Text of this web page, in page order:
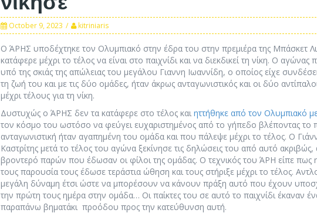
October 9, 2023 kitriniaris
Ο ΆΡΗΣ υποδέχτηκε τον Ολυμπιακό στην έδρα του στην πρεμιέρα της Μπάσκετ
κατάφερε μέχρι το τέλος να είναι στο παιχνίδι και να διεκδικεί τη νίκη. Ο αγώνας
υπό της σκιάς της απώλειας του μεγάλου Γιαννη Ιωαννίδη, ο οποίος είχε
τη ζωή του και με τις δύο ομάδες, ήταν άκρως ανταγωνιστικός και οι δύο
μέχρι τέλους για τη νίκη.
Δυστυχώς ο ΆΡΗΣ δεν τα κατάφερε στο τέλος καιηττήθηκε από τον Ολυμπιακό
τον κόσμο του ωστόσο να φεύγει ευχαριστημένος από το γήπεδο βλέποντας το
ανταγωνιστική ήταν αγαπημένη του ομάδα και που πάλεψε μέχρι το τέλος. Ο
Καστρίτης μετά το τέλος του αγώνα ξεκίνησε τις δηλώσεις του από αυτό
βροντερό παρών που έδωσαν οι φίλοι της ομάδας. Ο τεχνικός του ΆΡΗ είπε πως
τους παρουσία τους έδωσε τεράστια ώθηση και τους στήριξε μέχρι το τέλος.
μεγάλη δύναμη έτσι ώστε να μπορέσουν να κάνουν πράξη αυτό που έχουν
την πρώτη τους ημέρα στην ομάδα… Οι παίκτες του σε αυτό το παιχνίδι έκαναν
παραπάνω βηματάκι προόδου προς την κατεύθυνση αυτή.